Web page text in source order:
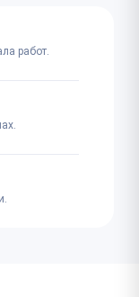
работ.